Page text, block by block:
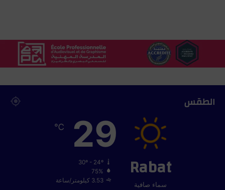
الطقس
Rabat
سماء صافية
29
℃
30º - 24º
75%
3.53 كيلومتر/ساعة